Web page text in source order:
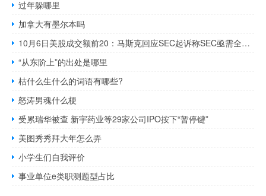
过年躲哪里
加拿大有墨尔本吗
10月6日美股成交额前20：马斯克回应SEC起诉称SEC亟需全面改革
“从东阶上”的出处是哪里
枯什么生什么的词语有哪些?
怒涛男魂什么梗
受累瑞华被查 新宇药业等29家公司IPO按下“暂停键”
美图秀秀拜大年怎么弄
小学生们自我评价
事业单位e类职测题型占比